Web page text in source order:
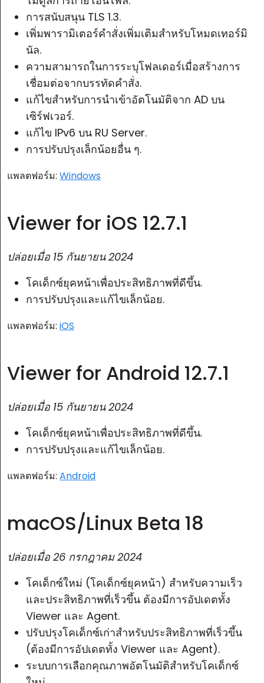
การสนับสนุน TLS 1.3.
เพิ่มพารามิเตอร์คำสั่งเพิ่มเติมสำหรับโหมดเทอร์มิ
นัล.
ความสามารถในการระบุโฟลเดอร์เมื่อสร้างการ
เชื่อมต่อจากบรรทัดคำสั่ง.
แก้ไขสำหรับการนำเข้าอัตโนมัติจาก AD บน
เซิร์ฟเวอร์.
แก้ไข IPv6 บน RU Server.
การปรับปรุงเล็กน้อยอื่น ๆ.
แพลตฟอร์ม: Windows
Viewer for iOS 12.7.1
ปล่อยเมื่อ 15 กันยายน 2024
โคเด็กซ์ยุคหน้าเพื่อประสิทธิภาพที่ดีขึ้น.
การปรับปรุงและแก้ไขเล็กน้อย.
แพลตฟอร์ม: iOS
Viewer for Android 12.7.1
ปล่อยเมื่อ 15 กันยายน 2024
โคเด็กซ์ยุคหน้าเพื่อประสิทธิภาพที่ดีขึ้น.
การปรับปรุงและแก้ไขเล็กน้อย.
แพลตฟอร์ม: Android
macOS/Linux Beta 18
ปล่อยเมื่อ 26 กรกฎาคม 2024
โคเด็กซ์ใหม่ (โคเด็กซ์ยุคหน้า) สำหรับความเร็ว
และประสิทธิภาพที่เร็วขึ้น ต้องมีการอัปเดตทั้ง
Viewer และ Agent.
ปรับปรุงโคเด็กซ์เก่าสำหรับประสิทธิภาพที่เร็วขึ้น
(ต้องมีการอัปเดตทั้ง Viewer และ Agent).
ระบบการเลือกคุณภาพอัตโนมัติสำหรับโคเด็กซ์